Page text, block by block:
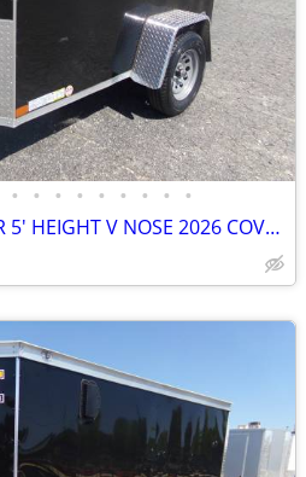
• • • • • • • • •
5 X 8 ENCLOSED TRAILER 5' HEIGHT V NOSE 2026 COVERED WAGON